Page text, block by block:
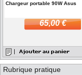
Chargeur portable 90W Asus
65,00 €
Rubrique pratique